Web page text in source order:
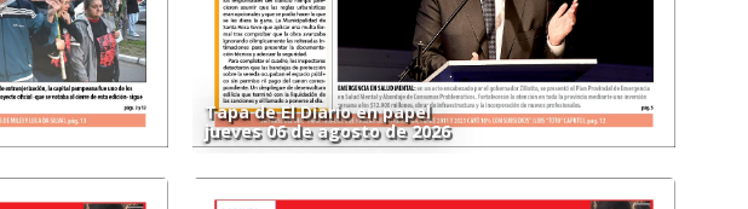
Tapa de El Diario en papel
jueves 06 de agosto de 2026